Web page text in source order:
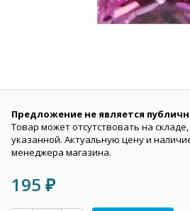
Предложение не является
Товар может отсутствовать на
указанной. Актуальную цену и
менеджера магазина.
195 ₽